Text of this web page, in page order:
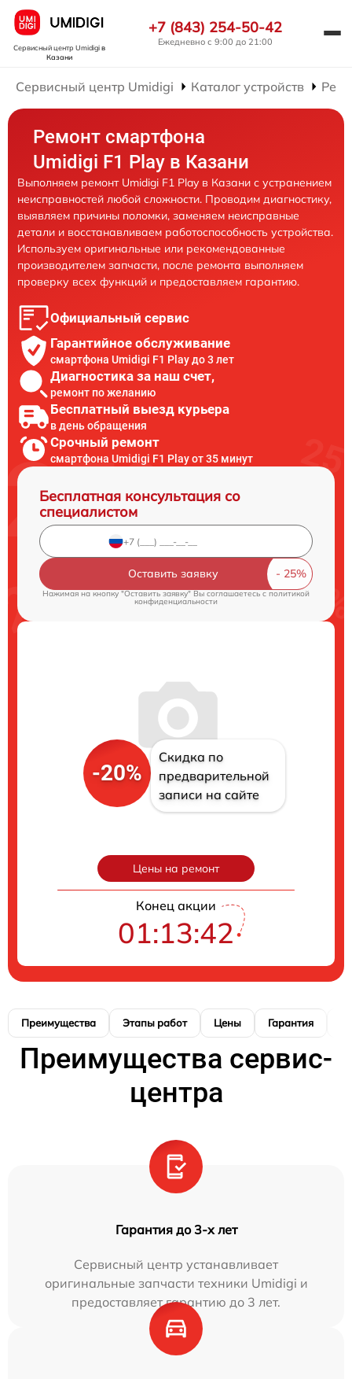
Сервисный центр Umidigiв
Казани
+7 (843) 254-50-42
Ежедневно с 9:00 до 21:00
Сервисный центр Umidigi Каталог устройств
Ремонт смартфона
Umidigi F1 Play в Казани
Выполняем ремонт Umidigi F1 Play в Казани с устранением
неисправностей любой сложности. Проводим диагностику,
выявляем причины поломки, заменяем неисправные
детали и восстанавливаем работоспособность устройства.
Используем оригинальные или рекомендованные
производителем запчасти, после ремонта выполняем
проверку всех функций и предоставляем гарантию.
Официальный сервис
Гарантийное обслуживание
смартфона Umidigi F1 Play до 3 лет
Диагностика за наш счет,
ремонт по желанию
Бесплатный выезд курьера
в день обращения
Срочный ремонт
смартфона Umidigi F1 Play от 35 минут
Бесплатная консультация со
специалистом
Оставить заявку
Нажимая на кнопку "Оставить заявку" Вы соглашаетесь c политикой
конфиденциальности
-20%
Скидка по
предварительной
записи на сайте
Цены на ремонт
Конец акции
01:13:41
Преимущества Этапы работ Цены Гарантия
Преимущества сервис-
центра
Гарантия до 3-х лет
Сервисный центр устанавливает
оригинальные запчасти техники Umidigi и
предоставляет гарантию до 3 лет.